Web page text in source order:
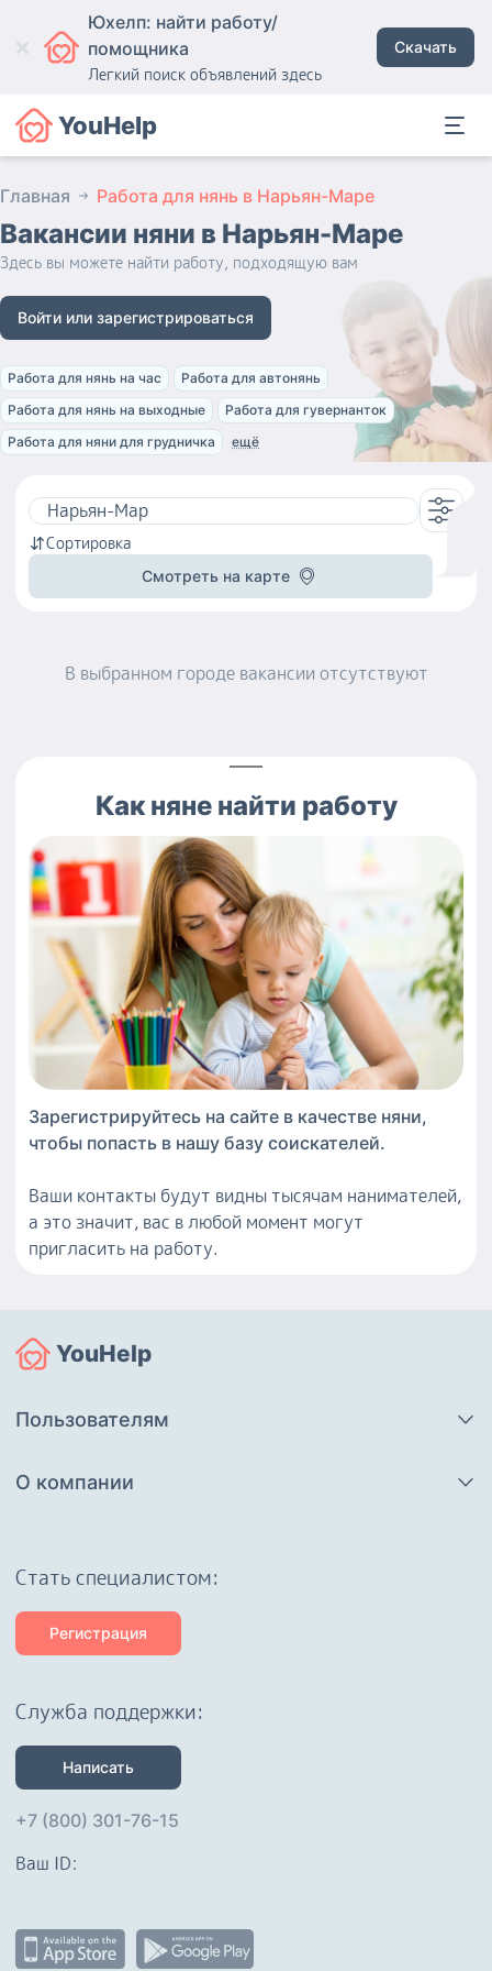
Юхелп: найти работу/
помощника
Легкий поиск объявлений здесь
Скачать
YouHelp
Главная Работа для нянь в Нарьян-Маре
Вакансии няни в Нарьян-Маре
Здесь вы можете найти работу, подходящую вам
Войти или зарегистрироваться
Работа для нянь на час
Работа для автонянь
Работа для нянь на выходные
Работа для гувернанток
Работа для няни для грудничка
ещё
Сортировка
Смотреть на карте
В выбранном городе вакансии отсутствуют
Какняненайти работу
Зарегистрируйтесь на сайте в качестве няни,
чтобы попасть в нашу базу соискателей.
Ваши контакты будут видны тысячам нанимателей,
а это значит, вас в любой момент могут
пригласить на работу.
YouHelp
Пользователям
О компании
Cтать специалистом:
Регистрация
Служба поддержки:
Написать
+7 (800) 301-76-15
Ваш ID: